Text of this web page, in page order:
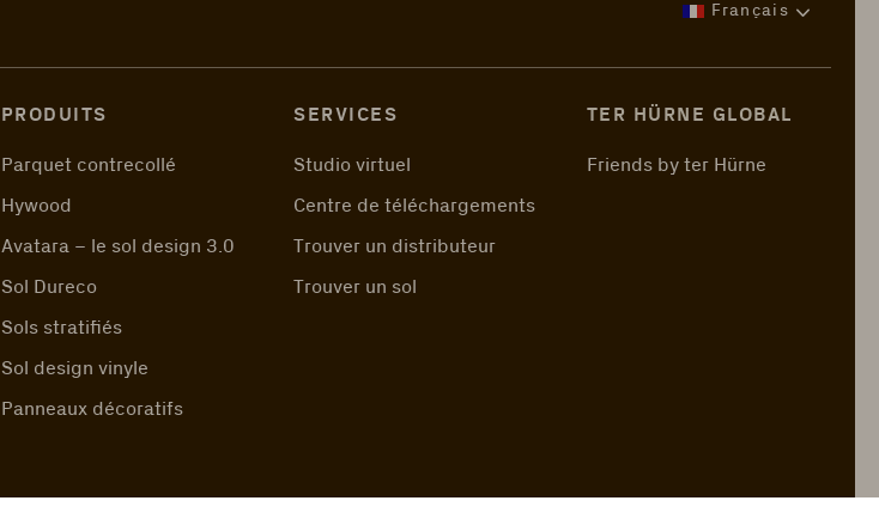
Français
PRODUITS
Parquet contrecollé
Hywood
Avatara – le sol design 3.0
Sol Dureco
Sols stratifiés
Sol design vinyle
Panneaux décoratifs
SERVICES
Studio virtuel
Centre de téléchargements
Trouver un distributeur
Trouver un sol
TER HÜRNE GLOBAL
Friends by ter Hürne